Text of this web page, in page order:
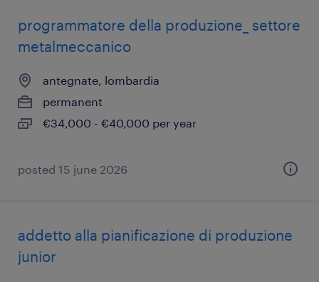
programmatore della produzione_ settore
metalmeccanico
antegnate, lombardia
permanent
€34,000 - €40,000 per year
posted 15 june 2026
addetto alla pianificazione di produzione
junior